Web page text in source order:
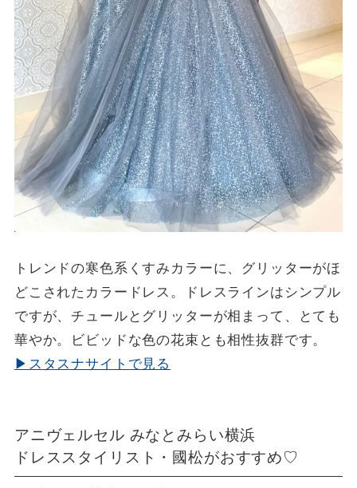
トレンドの寒色系くすみカラーに、グリッターがほ
どこされたカラードレス。ドレスラインはシンプル
ですが、チュールとグリッターが相まって、とても
華やか。ビビッドな色の花束とも相性抜群です。
▶スタスナサイトで見る
アニヴェルセル みなとみらい横浜
ドレススタイリスト・國松がおすすめ♡